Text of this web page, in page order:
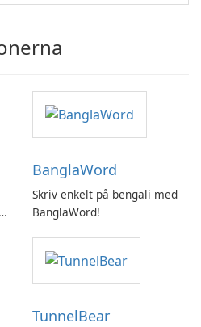
BanglaWord
Skriv enkelt på bengali med
BanglaWord!
TunnelBear